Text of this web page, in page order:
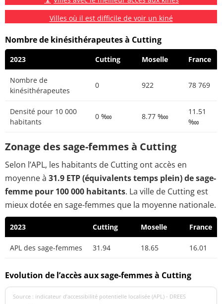
Villes où il est difficile de voir un kiné
Nombre de kinésithérapeutes à Cutting
2023 Cutting Moselle France
Nombre de
kinésithérapeutes
0 922 78 769
Densité pour 10 000
habitants
0 ‱ 8.77 ‱
11.51
‱
Zonage des sage-femmes à Cutting
Selon l’APL, les habitants de Cutting ont accès en
moyenne à 31.9 ETP (équivalents temps plein) de sage-
femme pour 100 000 habitants. La ville de Cutting est
mieux dotée en sage-femmes que la moyenne nationale.
2023 Cutting Moselle France
APL des sage-femmes 31.94 18.65 16.01
Evolution de l’accès aux sage-femmes à Cutting
Source : indicateur d’accessibilité potentielle localisée (APL) - DREES